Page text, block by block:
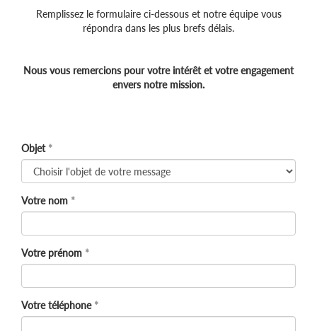
Remplissez le formulaire ci-dessous et notre équipe vous
répondra dans les plus brefs délais.
Nous vous remercions pour votre intérêt et votre engagement
envers notre mission.
Objet
Votre nom
Votre prénom
Votre téléphone